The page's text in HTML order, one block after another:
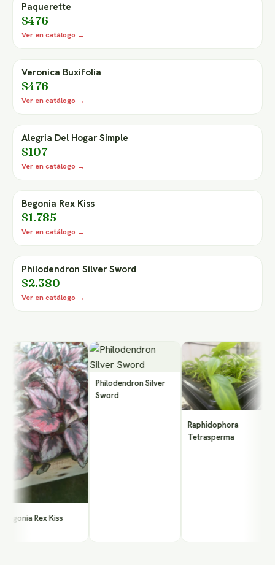
Paquerette
$476
Ver en catálogo →
Veronica Buxifolia
$476
Ver en catálogo →
Alegria Del Hogar Simple
$107
Ver en catálogo →
Begonia Rex Kiss
$1.785
Ver en catálogo →
Philodendron Silver Sword
$2.380
Ver en catálogo →
Rex Kiss
Philodendron Silver
Sword
Raphidophora
Tetrasperma